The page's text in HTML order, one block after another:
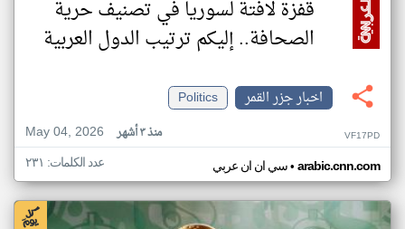
قفزة لافتة لسوريا في تصنيف حرية
الصحافة.. إليكم ترتيب الدول العربية
اخبار جزر القمر
Politics
May 04, 2026
منذ ٣ أشهر VF17PD
سي ان ان عربي• arabic.cnn.com عدد الكلمات: ٢٣١